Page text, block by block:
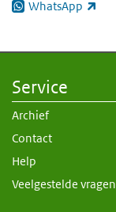
WhatsApp
(externe link)
Service
Archief
Contact
Help
Veelgestelde vragen